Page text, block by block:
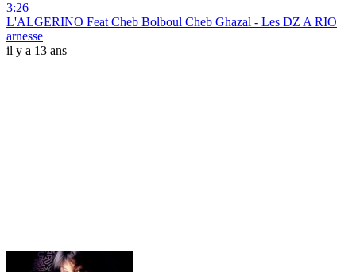
3:26
L'ALGERINO Feat Cheb Bolboul Cheb Ghazal - Les DZ A RIO
arnesse
il y a 13 ans